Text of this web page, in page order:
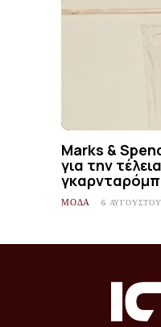
Marks &
για την
ΜΟΔΑ 6